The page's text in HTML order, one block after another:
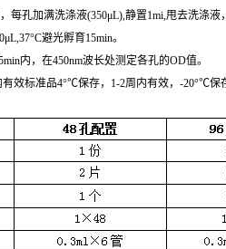
每孔加满洗涤液(350μL),静置1mi,甩去洗涤
避光孵育15min。
内，在450nm波长处测定各孔的OD值。
效标准品4°℃保存，1-2周内有效，-20°℃保